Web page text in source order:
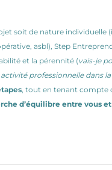
soit de nature individuelle
asbl), Step
et la pérennité (vais-je
professionnelle dans
, tout en tenant compte
d’équilibre entre vous